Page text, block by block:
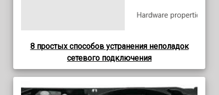
8 простых способов устранения неполадок
сетевого подключения